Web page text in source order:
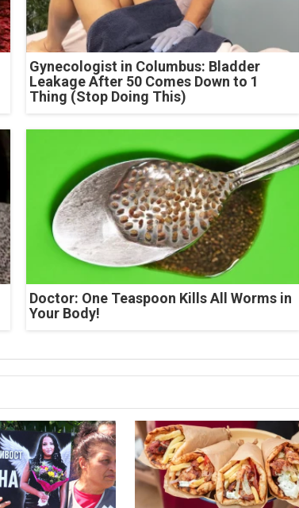
Gynecologist in Columbus: Bladder
Leakage After 50 Comes Down to 1
Thing (Stop Doing This)
Doctor: One Teaspoon Kills All Worms in
Your Body!